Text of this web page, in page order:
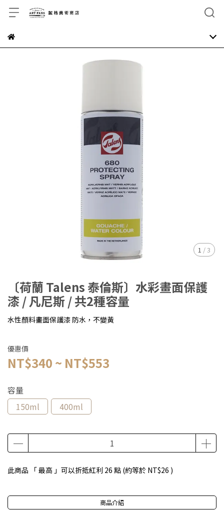
1 /3
〔荷蘭 Talens 泰倫斯〕水彩畫面保護
漆 / 凡尼斯 / 共2種容量
水性顏料畫面保護漆 防水，不變黃
優惠價
NT$340 ~ NT$553
容量
150ml
400ml
此商品 「 最高 」可以折抵紅利 26 點 (約等於 NT$26 )
商品介紹